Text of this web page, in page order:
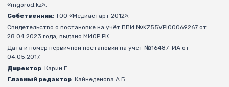
«mgorod.kz».
Собственник: ТОО «Медиастарт 2012».
Свидетельство о постановке на учёт ППИ №KZ55VPI00069267 от
28.04.2023 года, выдано МИОР РК.
Дата и номер первичной постановки на учёт №16487-ИА от
04.05.2017.
Директор: Карин Е.
Главный редактор: Кайнеденова А.Б.